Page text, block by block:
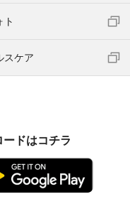
ト
スケア
ドはコチラ